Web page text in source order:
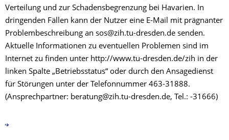
Verteilung und zur Schadensbegrenzung bei Havarien. In
dringenden Fällen kann der Nutzer eine E-Mail mit prägnanter
Problembeschreibung an sos@zih.tu-dresden.de senden.
Aktuelle Informationen zu eventuellen Problemen sind im
Internet zu finden unter http://www.tu-dresden.de/zih in der
linken Spalte „Betriebsstatus“ oder durch den Ansagedienst
für Störungen unter der Telefonnummer 463-31888.
(Ansprechpartner: beratung@zih.tu-dresden.de, Tel.: -31666)